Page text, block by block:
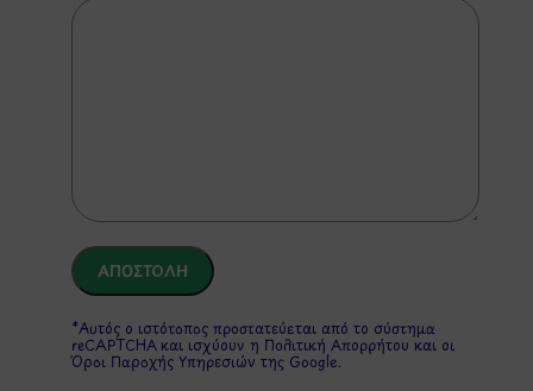
*Αυτός ο ιστότοπος προστατεύεται από το σύστημα
reCAPTCHA και ισχύουν η Πολιτική Απορρήτου και οι
Όροι Παροχής Υπηρεσιώντης Google.